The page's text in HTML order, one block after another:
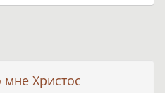
Христос